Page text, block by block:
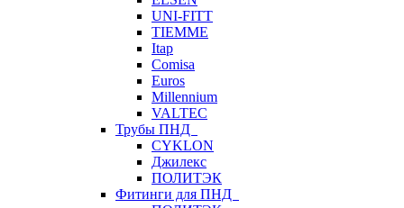
UNI-FITT
TIEMME
Itap
Comisa
Euros
Millennium
VALTEC
Трубы ПНД
CYKLON
Джилекс
ПОЛИТЭК
Фитинги для ПНД